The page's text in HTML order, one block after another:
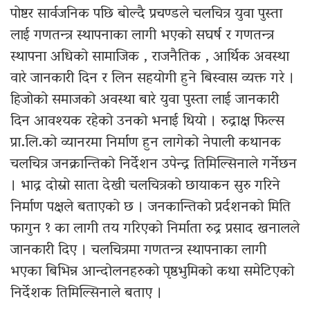
पोष्टर सार्वजनिक पछि बोल्दै प्रचण्डले चलचित्र युवा पुस्ता
लाई गणतन्त्र स्थापनाका लागी भएको सघर्ष र गणतन्त्र
स्थापना अधिको सामाजिक , राजनैतिक , आर्थिक अवस्था
वारे जानकारी दिन र लिन सहयोगी हुने बिस्वास व्यक्त गरे ।
हिजोको समाजको अवस्था बारे युवा पुस्ता लाई जानकारी
दिन आवश्यक रहेको उनको भनाई थियो । रुद्राक्ष फिल्स
प्रा.लि.को व्यानरमा निर्माण हुन लागेको नेपाली कथानक
चलचित्र जनक्रान्तिको निर्देशन उपेन्द्र तिमिल्सिनाले गर्नेछन
। भाद्र दोस्रो साता देखी चलचित्रको छायाकन सुरु गरिने
निर्माण पक्षले बताएको छ । जनकान्तिको प्रर्दशनको मिति
फागुन १ का लागी तय गरिएको निर्माता रुद्र प्रसाद खनालले
जानकारी दिए । चलचित्रमा गणतन्त्र स्थापनाका लागी
भएका बिभिन्न आन्दोलनहरुको पृष्ठभुमिको कथा समेटिएको
निर्देशक तिमिल्सिनाले बताए ।